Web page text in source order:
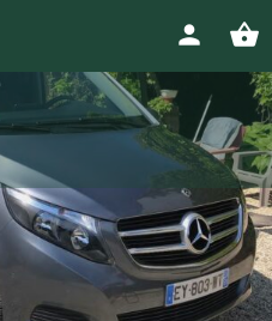
COMPACT 220
TPMR